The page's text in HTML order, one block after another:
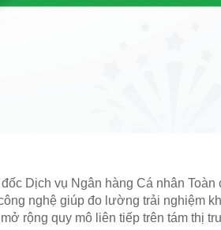
Dịch vụ Ngân hàng Cá nhân
nghệ giúp đo lường trải nghiệm
rộng quy mô liên tiếp trên tám thị